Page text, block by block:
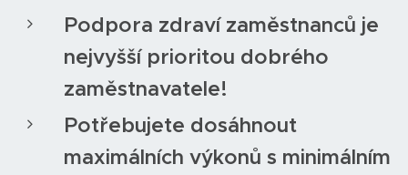
Podpora zdraví zaměstnanců je
nejvyšší prioritou dobrého
zaměstnavatele!
Potřebujete dosáhnout
maximálních výkonů s minimálním